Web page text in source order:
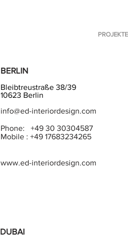
PROJEKTE
BERLIN
Bleibtreustraße 38/39
10623 Berlin
info@ed-interiordesign.com
Phone: +49 30 30304587
Mobile : +49 17683234265
www.ed-interiordesign.com
DUBAI